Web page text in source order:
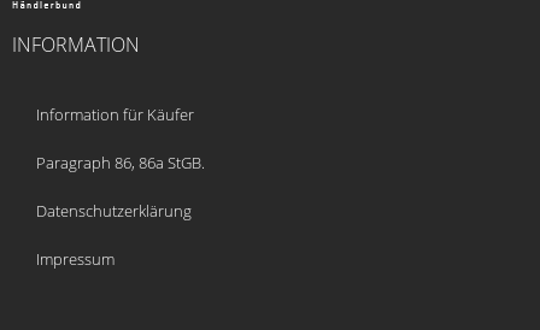
INFORMATION
Information für Käufer
Paragraph 86, 86a StGB.
Datenschutzerklärung
Impressum